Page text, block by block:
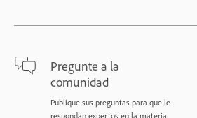
Pregunte a la
comunidad
Publique sus preguntas para que le
respondan expertos en la materia.